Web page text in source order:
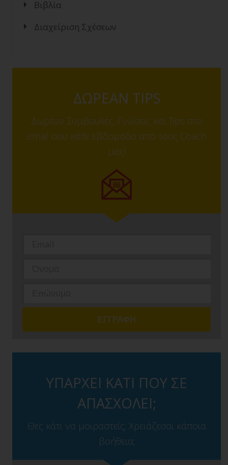
Βιβλία
Διαχείριση Σχέσεων
ΔΩΡΕΑΝ TIPS
Δωρέαν Συμβουλές, Γνώσεις και Tips στο
email σου κάθε εβδομάδα από τους Coach
μας!
ΥΠΑΡΧΕΙ ΚΑΤΙ ΠΟΥ ΣΕ
ΑΠΑΣΧΟΛΕΙ;
Θες κάτι να μοιραστείς; Χρειάζεσαι κάποια
βοήθεια;